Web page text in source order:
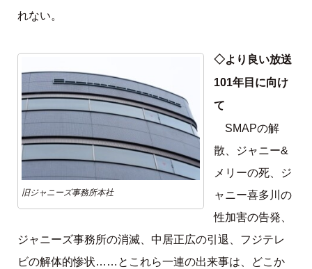
れない。
旧ジャニーズ事務所本社
◇より良い放送
101年目に向け
て
SMAPの解
散、ジャニー&
メリーの死、ジ
ャニー喜多川の
性加害の告発、
ジャニーズ事務所の消滅、中居正広の引退、フジテレ
ビの解体的惨状……とこれら一連の出来事は、どこか